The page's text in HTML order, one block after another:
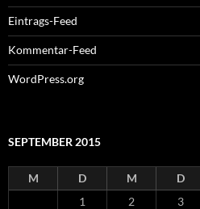
Eintrags-Feed
Kommentar-Feed
WordPress.org
SEPTEMBER 2015
M D M D
1
2 3